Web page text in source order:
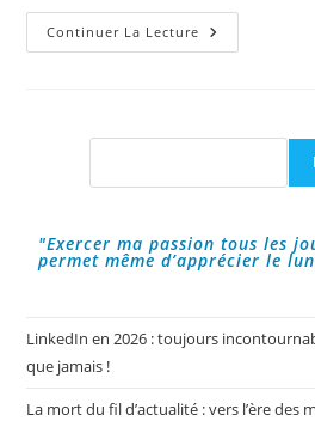
Continuer La Lecture Arrêtez
Les
"Exercer ma passion tous les
permet même d’apprécier le
LinkedIn en 2026 : toujours
que jamais !
La mort du fil d’actualité : vers l’ère